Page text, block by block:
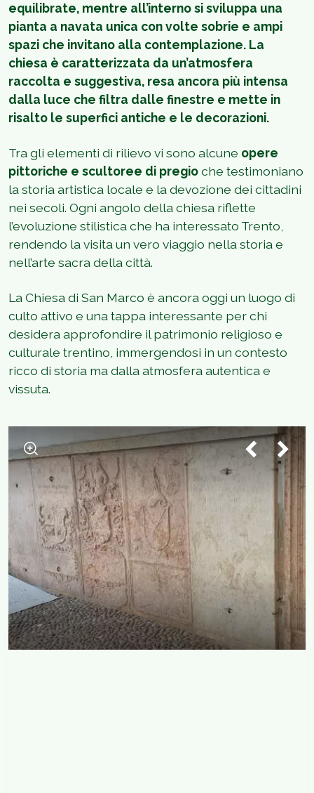
equilibrate, mentre all’interno si sviluppa una
pianta a navata unica con volte sobrie e ampi
spazi che invitano alla contemplazione. La
chiesa è caratterizzata da un’atmosfera
raccolta e suggestiva, resa ancora più intensa
dalla luce che filtra dalle finestre e mette in
risalto le superfici antiche e le decorazioni.
Tra gli elementi di rilievo vi sono alcune opere
pittoriche e scultoree di pregioche testimoniano
la storia artistica locale e la devozione dei cittadini
nei secoli. Ogni angolo della chiesa riflette
l’evoluzione stilistica che ha interessato Trento,
rendendo la visita un vero viaggio nella storia e
nell’arte sacra della città.
La Chiesa di San Marco è ancora oggi un luogo di
culto attivo e una tappa interessante per chi
desidera approfondire il patrimonio religioso e
culturale trentino, immergendosi in un contesto
ricco di storia ma dalla atmosfera autentica e
vissuta.